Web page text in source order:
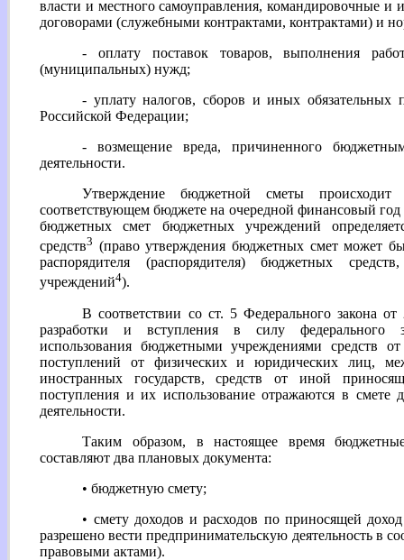
власти и местного самоуправления, командировочные
договорами (служебными контрактами, контрактами) и
- оплату поставок товаров, выполнения
(муниципальных) нужд;
- уплату налогов, сборов и иных
Российской Федерации;
- возмещение вреда, причиненного
деятельности.
Утверждение бюджетной сметы
соответствующем бюджете на очередной финансовый
бюджетных смет бюджетных учреждений
средств3 (право утверждения бюджетных смет может
распорядителя (распорядителя) бюджетных
учреждений4).
В соответствии со ст. 5 Федерального закона
разработки и вступления в силу федерального
использования бюджетными учреждениями средств
поступлений от физических и юридических лиц,
иностранных государств, средств от иной
поступления и их использование отражаются в смете
деятельности.
Таким образом, в настоящее время
составляют два плановых документа:
• бюджетную смету;
• смету доходов и расходов по приносящей
разрешено вести предпринимательскую деятельность в
правовыми актами).